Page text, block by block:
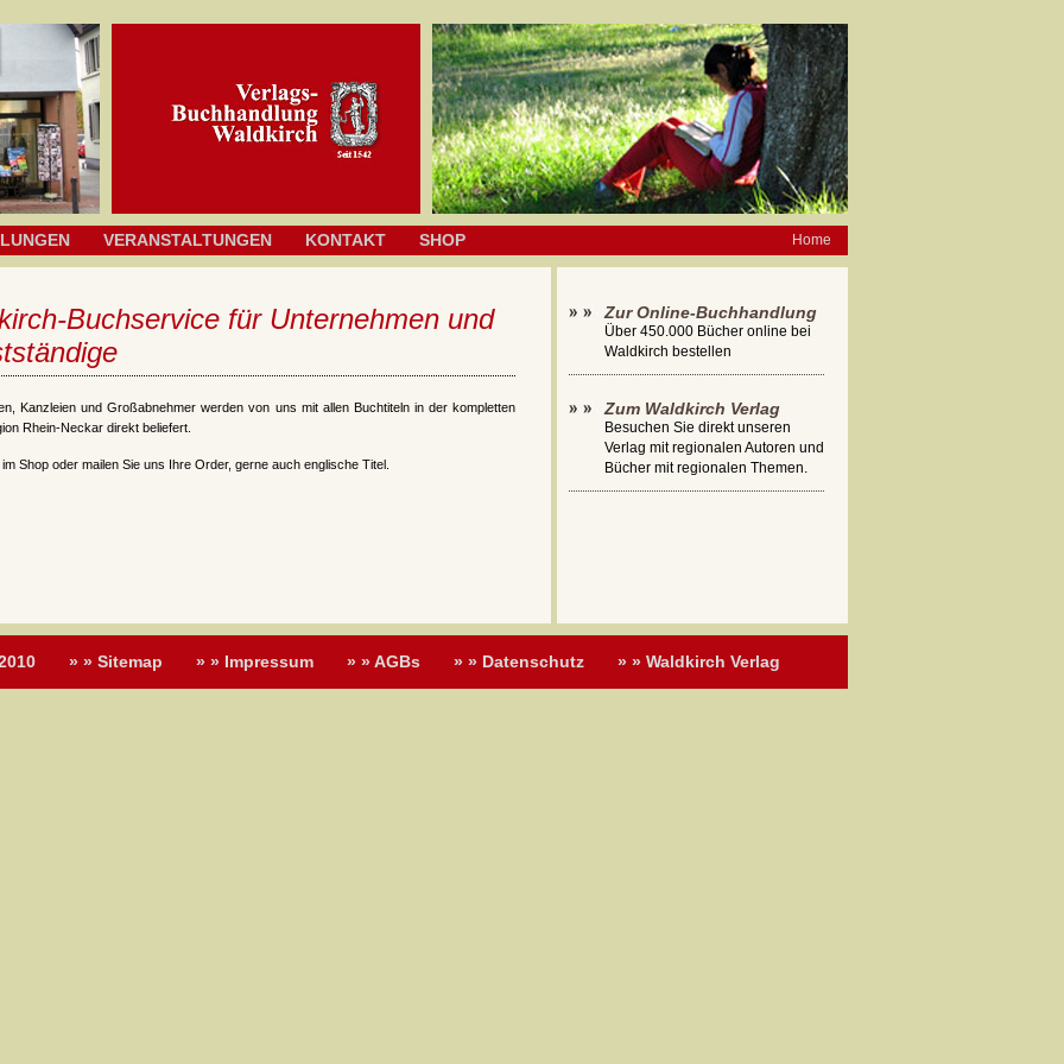
VERANSTALTUNGEN KONTAKT SHOP Home
Buchservice für Unternehmen und
Kanzleien und Großabnehmer werden von uns mit allen Buchtiteln in der kompletten
Rhein-Neckar direkt beliefert.
Shop oder mailen Sie uns Ihre Order, gerne auch englische Titel.
Zur Online-Buchhandlung
Über 450.000 Bücher online bei
Waldkirch bestellen
Zum Waldkirch Verlag
Besuchen Sie direkt unseren
Verlag mit regionalen Autoren und
Bücher mit regionalen Themen.
» » Sitemap » » Impressum » » AGBs » » Datenschutz » » Waldkirch Verlag